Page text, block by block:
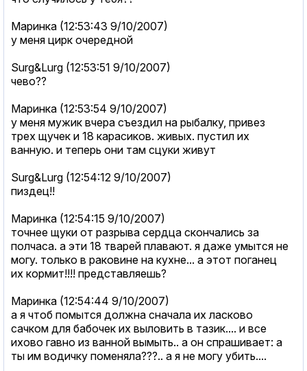
Маринка (12:53:43 9/10/2007)
у меня цирк очередной
Surg&Lurg (12:53:51 9/10/2007)
чево??
Маринка (12:53:54 9/10/2007)
у меня мужик вчера съездил на рыбалку, привез
трех щучек и 18 карасиков. живых. пустил их
ванную. и теперь они там сцуки живут
Surg&Lurg (12:54:12 9/10/2007)
пиздец!!
Маринка (12:54:15 9/10/2007)
точнее щуки от разрыва сердца скончались за
полчаса. а эти 18 тварей плавают. я даже умытся не
могу. только в раковине на кухне... а этот поганец
их кормит!!!! представляешь?
Маринка (12:54:44 9/10/2007)
а я чтоб помытся должна сначала их ласково
сачком для бабочек их выловить в тазик.... и все
ихово гавно из ванной вымыть.. а он спрашивает: а
ты им водичку поменяла???.. а я не могу убить....